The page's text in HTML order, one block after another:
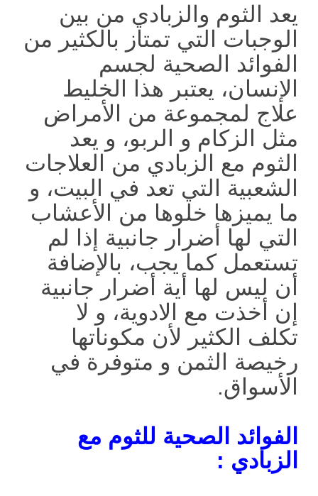
يعد الثوم والزبادي من بين
الوجبات التي تمتاز بالكثير من
الفوائد الصحية لجسم
الإنسان، يعتبر هذا الخليط
علاج لمجموعة من الأمراض
مثل الزكام و الربو، و يعد
الثوم مع الزبادي من العلاجات
الشعبية التي تعد في البيت، و
ما يميزها خلوها من الأعشاب
التي لها أضرار جانبية إذا لم
تستعمل كما يجب، بالإضافة
أن ليس لها أية أضرار جانبية
إن أخذت مع الادوية، و لا
تكلف الكثير لأن مكوناتها
رخيصة الثمن و متوفرة في
الأسواق.
الفوائد الصحية للثوم مع
الزبادي :